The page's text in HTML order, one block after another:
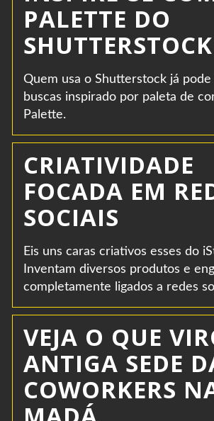
PALETTE DO
SHUTTERSTOCK
Quem usa o Shutterstock já pode
buscas inspirado por paleta de
Palette.
CRIATIVIDADE
FOCADA EM
SOCIAIS
Eis uns caras criativos esses do
Inventam diversos produtos e
completamente ligados a redes
VEJA O QUE
ANTIGA SEDE
COWORKERS